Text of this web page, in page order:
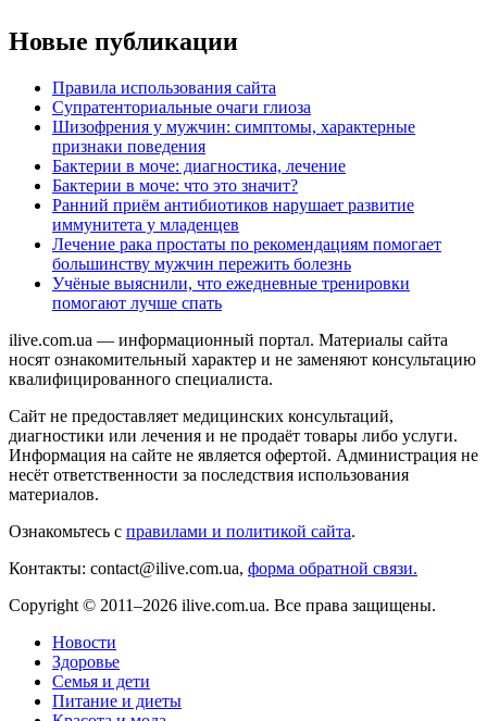
Новые публикации
Правила использования сайта
Супратенториальные очаги глиоза
Шизофрения у мужчин: симптомы, характерные
признаки поведения
Бактерии в моче: диагностика, лечение
Бактерии в моче: что это значит?
Ранний приём антибиотиков нарушает развитие
иммунитета у младенцев
Лечение рака простаты по рекомендациям помогает
большинству мужчин пережить болезнь
Учёные выяснили, что ежедневные тренировки
помогают лучше спать
ilive.com.ua — информационный портал. Материалы сайта
носят ознакомительный характер и не заменяют консультацию
квалифицированного специалиста.
Сайт не предоставляет медицинских консультаций,
диагностики или лечения и не продаёт товары либо услуги.
Информация на сайте не является офертой. Администрация не
несёт ответственности за последствия использования
материалов.
Ознакомьтесь с правилами и политикой сайта.
Контакты: contact@ilive.com.ua, форма обратной связи.
Copyright © 2011–2026 ilive.com.ua. Все права защищены.
Новости
Здоровье
Семья и дети
Питание и диеты